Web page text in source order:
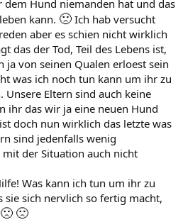
dem Hund niemanden hat und das
kann. 🙁 Ich hab versucht
aber es schien nicht wirklich
das der Tod, Teil des Lebens ist,
ja von seinen Qualen erloest sein
was ich noch tun kann um ihr zu
Unsere Eltern sind auch keine
ihr das wir ja eine neuen Hund
doch nun wirklich das letzte was
sind jedenfalls wenig
der Situation auch nicht
Was kann ich tun um ihr zu
sie sich nervlich so fertig macht,
🙁 🙁